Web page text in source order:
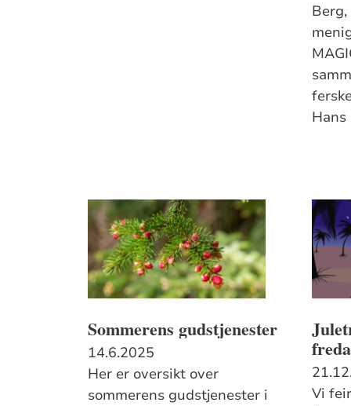
Hans
Sommerens gudstjenester
14.6.2025
Her er oversikt over
sommerens gudstjenester i
Vi